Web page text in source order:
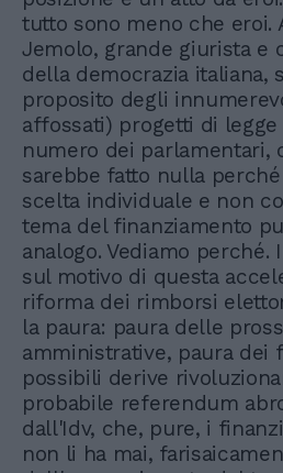
tutto sono meno che eroi.
Jemolo, grande giurista e
della democrazia italiana,
proposito degli
affossati) progetti di
numero dei parlamentari,
sarebbe fatto nulla
scelta individuale e non
tema del finanziamento
analogo. Vediamo perché.
sul motivo di questa
riforma dei rimborsi
la paura: paura delle
amministrative, paura dei
possibili derive
probabile referendum
dall'Idv, che, pure, i
non li ha mai,